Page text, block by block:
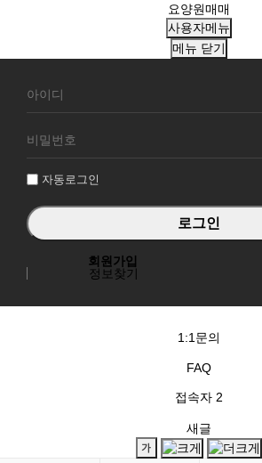
요양원매매
사용자메뉴
메뉴 닫기
원
그
자동로그인
회원가입
정보찾기
1:1문의
FAQ
접속자 2
새글